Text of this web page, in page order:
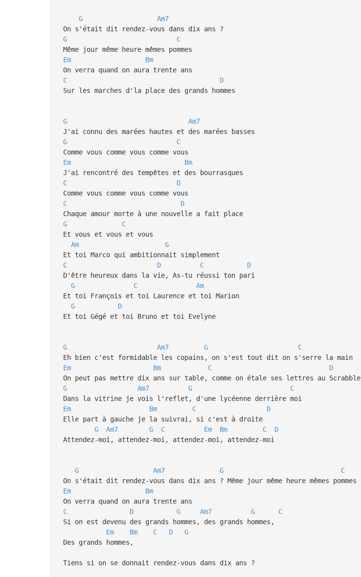
G
Am7
On s'était dit rendez-vous dans dix ans ?
G
C
Même jour même heure mêmes pommes
Em
Bm
On verra quand on aura trente ans
C
D
Sur les marches d'la place des grands hommes
G
Am7
J'ai connu des marées hautes et des marées basses
G
C
Comme vous comme vous comme vous
Em
Bm
J'ai rencontré des tempêtes et des bourrasques
C
D
Comme vous comme vous comme vous
C
D
Chaque amour morte à une nouvelle a fait place
G
C
Et vous et vous et vous
Am
G
Et toi Marco qui ambitionnait simplement
C
D C
D
D'être heureux dans la vie, As-tu réussi ton pari
G
C
Am
Et toi François et toi Laurence et toi Marion
G
D
Et toi Gégé et toi Bruno et toi Evelyne
G Am7 G
C
Eh bien c'est formidable les copains, on s'est tout dit on s'serre la main
Em
Bm C
D
On peut pas mettre dix ans sur table, comme on étale ses lettres au Scrabble
G
Am7 G
C
Dans la vitrine je vois l'reflet, d'une lycéenne derrière moi
Em
Bm C
D
Elle part à gauche je la suivrai, si c'est à droite
G
Am7 G C Em Bm C
D
Attendez-moi, attendez-moi, attendez-moi, attendez-moi
G Am7 G
C
On s'était dit rendez-vous dans dix ans ? Même jour même heure mêmes pommes
Em
Bm
On verra quand on aura trente ans
C
D G Am7 G
C
Si on est devenu des grands hommes, des grands hommes,
Em
Bm C D
G
Des grands hommes,
Tiens si on se donnait rendez-vous dans dix ans ?